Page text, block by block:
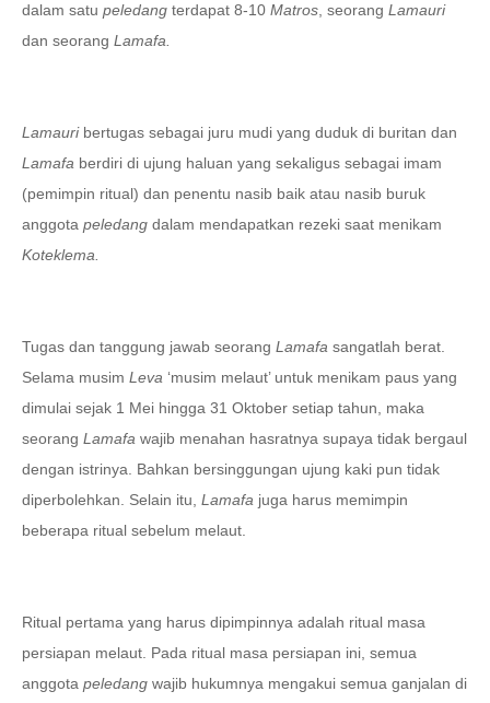
dalam satu peledang terdapat 8-10 Matros, seorang Lamauri
dan seorang Lamafa.
Lamauri bertugas sebagai juru mudi yang duduk di buritan dan
Lamafa berdiri di ujung haluan yang sekaligus sebagai imam
(pemimpin ritual) dan penentu nasib baik atau nasib buruk
anggota peledang dalam mendapatkan rezeki saat menikam
Koteklema.
Tugas dan tanggung jawab seorang Lamafa sangatlah berat.
Selama musim Leva ‘musim melaut’ untuk menikam paus yang
dimulai sejak 1 Mei hingga 31 Oktober setiap tahun, maka
seorang Lamafa wajib menahan hasratnya supaya tidak bergaul
dengan istrinya. Bahkan bersinggungan ujung kaki pun tidak
diperbolehkan. Selain itu, Lamafa juga harus memimpin
beberapa ritual sebelum melaut.
Ritual pertama yang harus dipimpinnya adalah ritual masa
persiapan melaut. Pada ritual masa persiapan ini, semua
anggota peledang wajib hukumnya mengakui semua ganjalan di